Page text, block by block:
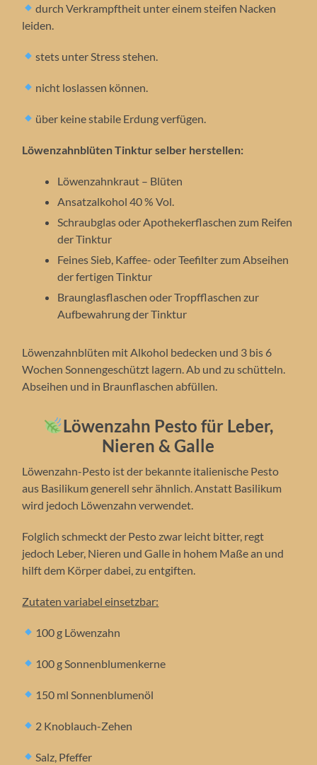
durch Verkrampftheit unter einem steifen Nacken
leiden.
stets unter Stress stehen.
nicht loslassen können.
über keine stabile Erdung verfügen.
Löwenzahnblüten Tinktur selber herstellen:
Löwenzahnkraut – Blüten
Ansatzalkohol 40 % Vol.
Schraubglas oder Apothekerflaschen zum Reifen
der Tinktur
Feines Sieb, Kaffee- oder Teefilter zum Abseihen
der fertigen Tinktur
Braunglasflaschen oder Tropfflaschen zur
Aufbewahrung der Tinktur
Löwenzahnblüten mit Alkohol bedecken und 3 bis 6
Wochen Sonnengeschützt lagern. Ab und zu schütteln.
Abseihen und in Braunflaschen abfüllen.
Löwenzahn Pesto für Leber,
Nieren & Galle
Löwenzahn-Pesto ist der bekannte italienische Pesto
aus Basilikum generell sehr ähnlich. Anstatt Basilikum
wird jedoch Löwenzahn verwendet.
Folglich schmeckt der Pesto zwar leicht bitter, regt
jedoch Leber, Nieren und Galle in hohem Maße an und
hilft dem Körper dabei, zu entgiften.
Zutaten variabel einsetzbar:
100 g Löwenzahn
100 g Sonnenblumenkerne
150 ml Sonnenblumenöl
2 Knoblauch-Zehen
Salz, Pfeffer